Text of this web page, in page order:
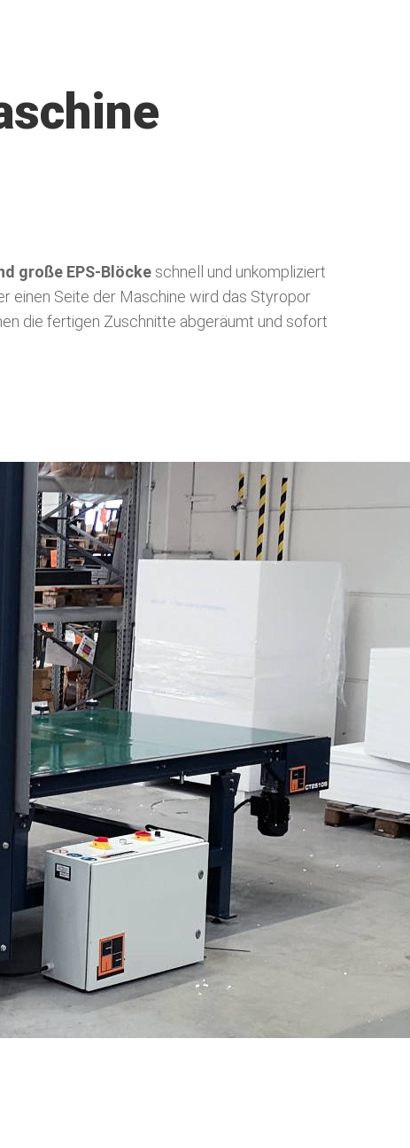
große EPS-Blöcke schnell und unkompliziert
einen Seite der Maschine wird das Styropor
die fertigen Zuschnitte abgeräumt und sofort